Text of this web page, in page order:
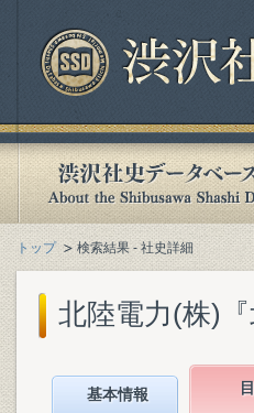
トップ 検索結果 - 社史詳細
北陸電力(株)
基本情報